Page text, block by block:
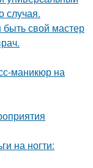
случая.
быть свой мастер
маникюр на
на ногти: